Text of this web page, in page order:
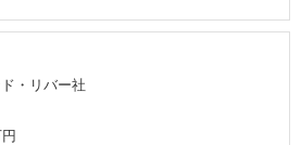
・リバー社